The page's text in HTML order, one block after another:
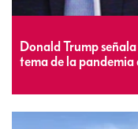
Donald Trump
tema de la pandemia